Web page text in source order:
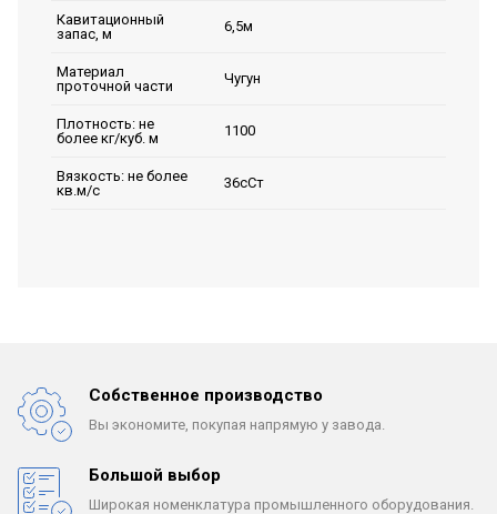
Кавитационный
запас, м
6,5м
Материал
проточной части
Чугун
Плотность: не
более кг/куб. м
1100
Вязкость: не более
кв.м/с
36сСт
Собственное производство
Вы экономите, покупая напрямую у завода.
Большой выбор
Широкая номенклатура промышленного оборудования.